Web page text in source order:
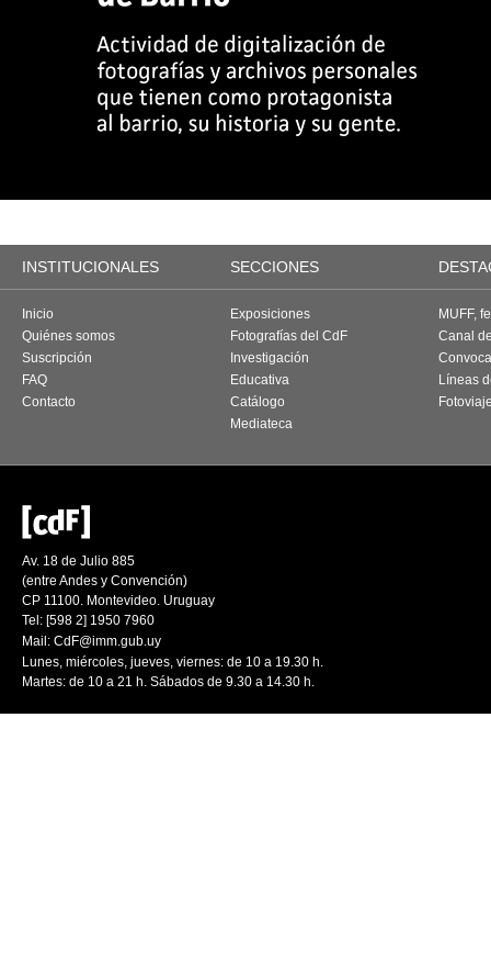
INSTITUCIONALES SECCIONES
Inicio
Quiénes somos
Suscripción
FAQ
Contacto
Exposiciones
Fotografías del CdF
Investigación
Educativa
Catálogo
Mediateca
MUFF,
Canal
Líneas
Av. 18 de Julio 885
(entre Andes y Convención)
CP 11100. Montevideo. Uruguay
Tel: [598 2] 1950 7960
Mail: CdF@imm.gub.uy
Lunes, miércoles, jueves, viernes: de 10 a 19.30 h.
Martes: de 10 a 21 h. Sábados de 9.30 a 14.30 h.